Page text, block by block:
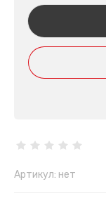
Артикул: нет